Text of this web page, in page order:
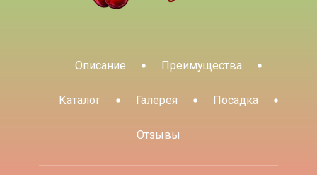
Описание Преимущества
Каталог Галерея Посадка
Отзывы